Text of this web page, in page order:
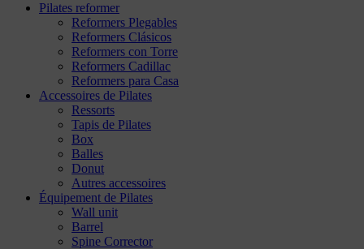
Pilates reformer
Reformers Plegables
Reformers Clásicos
Reformers con Torre
Reformers Cadillac
Reformers para Casa
Accessoires de Pilates
Ressorts
Tapis de Pilates
Box
Balles
Donut
Autres accessoires
Équipement de Pilates
Wall unit
Barrel
Spine Corrector